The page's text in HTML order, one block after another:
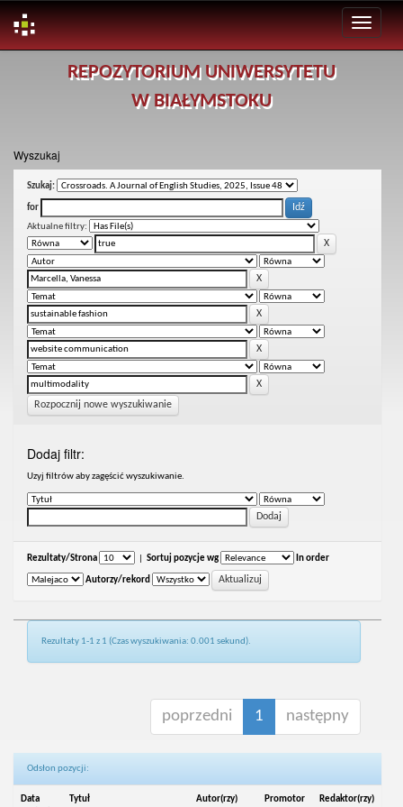
REPOZYTORIUM UNIWERSYTETU
W BIAŁYMSTOKU
Wyszukaj
Szukaj:
for
Aktualne filtry:
Rozpocznij nowe wyszukiwanie
Dodaj filtr:
Uzyj filtrów aby zagęścić wyszukiwanie.
Rezultaty/Strona Sortuj pozycje wg In order
Autorzy/rekord
Rezultaty 1-1 z 1 (Czas wyszukiwania: 0.001 sekund).
poprzedni 1 następny
Odsłon pozycji:
Data
Tytuł Autor(rzy) Promotor Redaktor(rzy)